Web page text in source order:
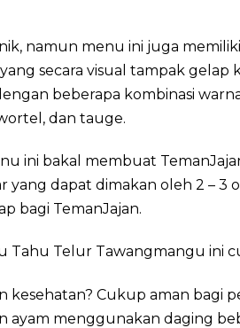
namun menu ini juga memiliki
secara visual tampak gelap
beberapa kombinasi
dan tauge.
ini bakal membuat
yang dapat dimakan oleh 2 – 3
bagi TemanJajan.
Tahu Telur Tawangmangu ini
kesehatan? Cukup aman bagi
ayam menggunakan daging